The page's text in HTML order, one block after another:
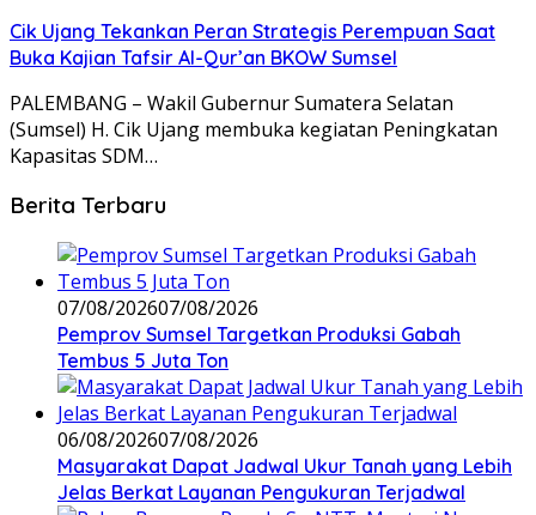
Cik Ujang Tekankan Peran Strategis Perempuan Saat
Buka Kajian Tafsir Al-Qur’an BKOW Sumsel
PALEMBANG – Wakil Gubernur Sumatera Selatan
(Sumsel) H. Cik Ujang membuka kegiatan Peningkatan
Kapasitas SDM…
Berita Terbaru
07/08/202607/08/2026
Pemprov Sumsel Targetkan Produksi Gabah
Tembus 5 Juta Ton
06/08/202607/08/2026
Masyarakat Dapat Jadwal Ukur Tanah yang Lebih
Jelas Berkat Layanan Pengukuran Terjadwal